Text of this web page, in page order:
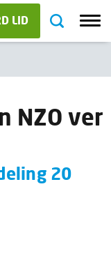
LID
NZO ver
20